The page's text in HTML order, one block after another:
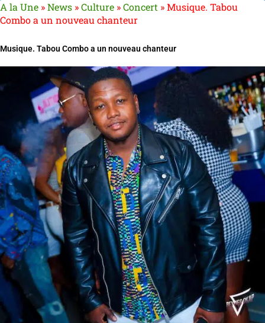
A la Une »News »Culture »Concert »Musique. Tabou
Combo a un nouveau chanteur
Musique. Tabou Combo a un nouveau chanteur